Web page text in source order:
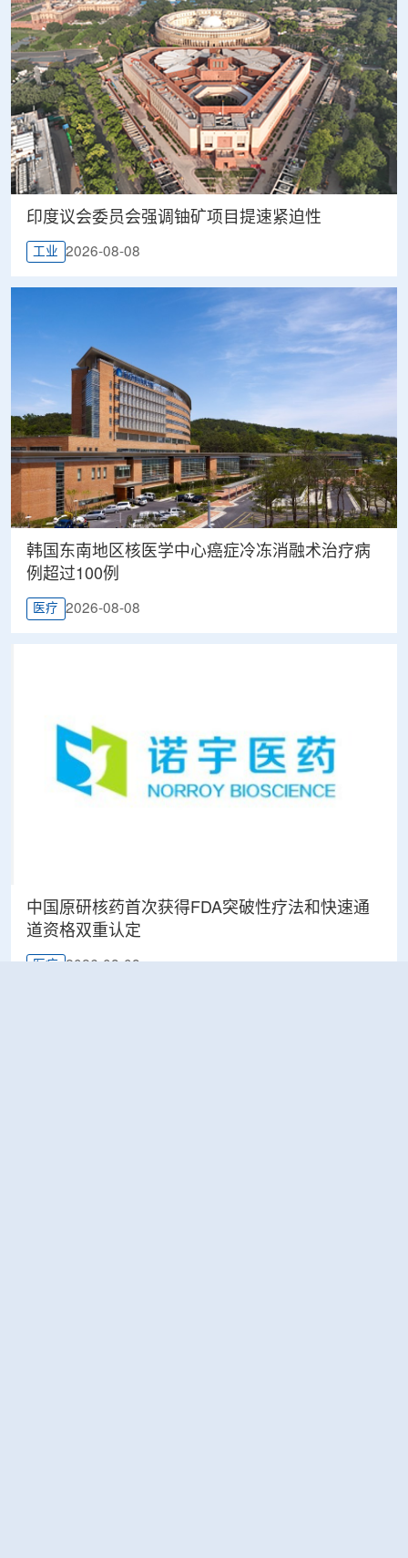
印度议会委员会强调铀矿项目提速紧迫性
工业 2026-08-08
韩国东南地区核医学中心癌症冷冻消融术治疗病
例超过100例
医疗 2026-08-08
中国原研核药首次获得FDA突破性疗法和快速通
道资格双重认定
医疗 2026-08-08